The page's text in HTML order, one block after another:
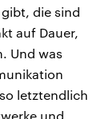
die sind
auf Dauer,
Und was
letztendlich
und